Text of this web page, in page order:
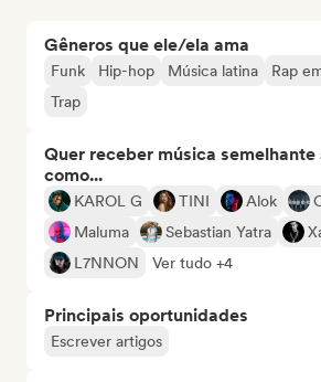
Gêneros que ele/ela ama
Funk Hip-hop Música latina Rap
Trap
Quer receber música semelhante
como...
KAROL G TINI Alok
Maluma
Sebastian Yatra
L7NNON
Ver tudo +4
Principais oportunidades
Escrever artigos